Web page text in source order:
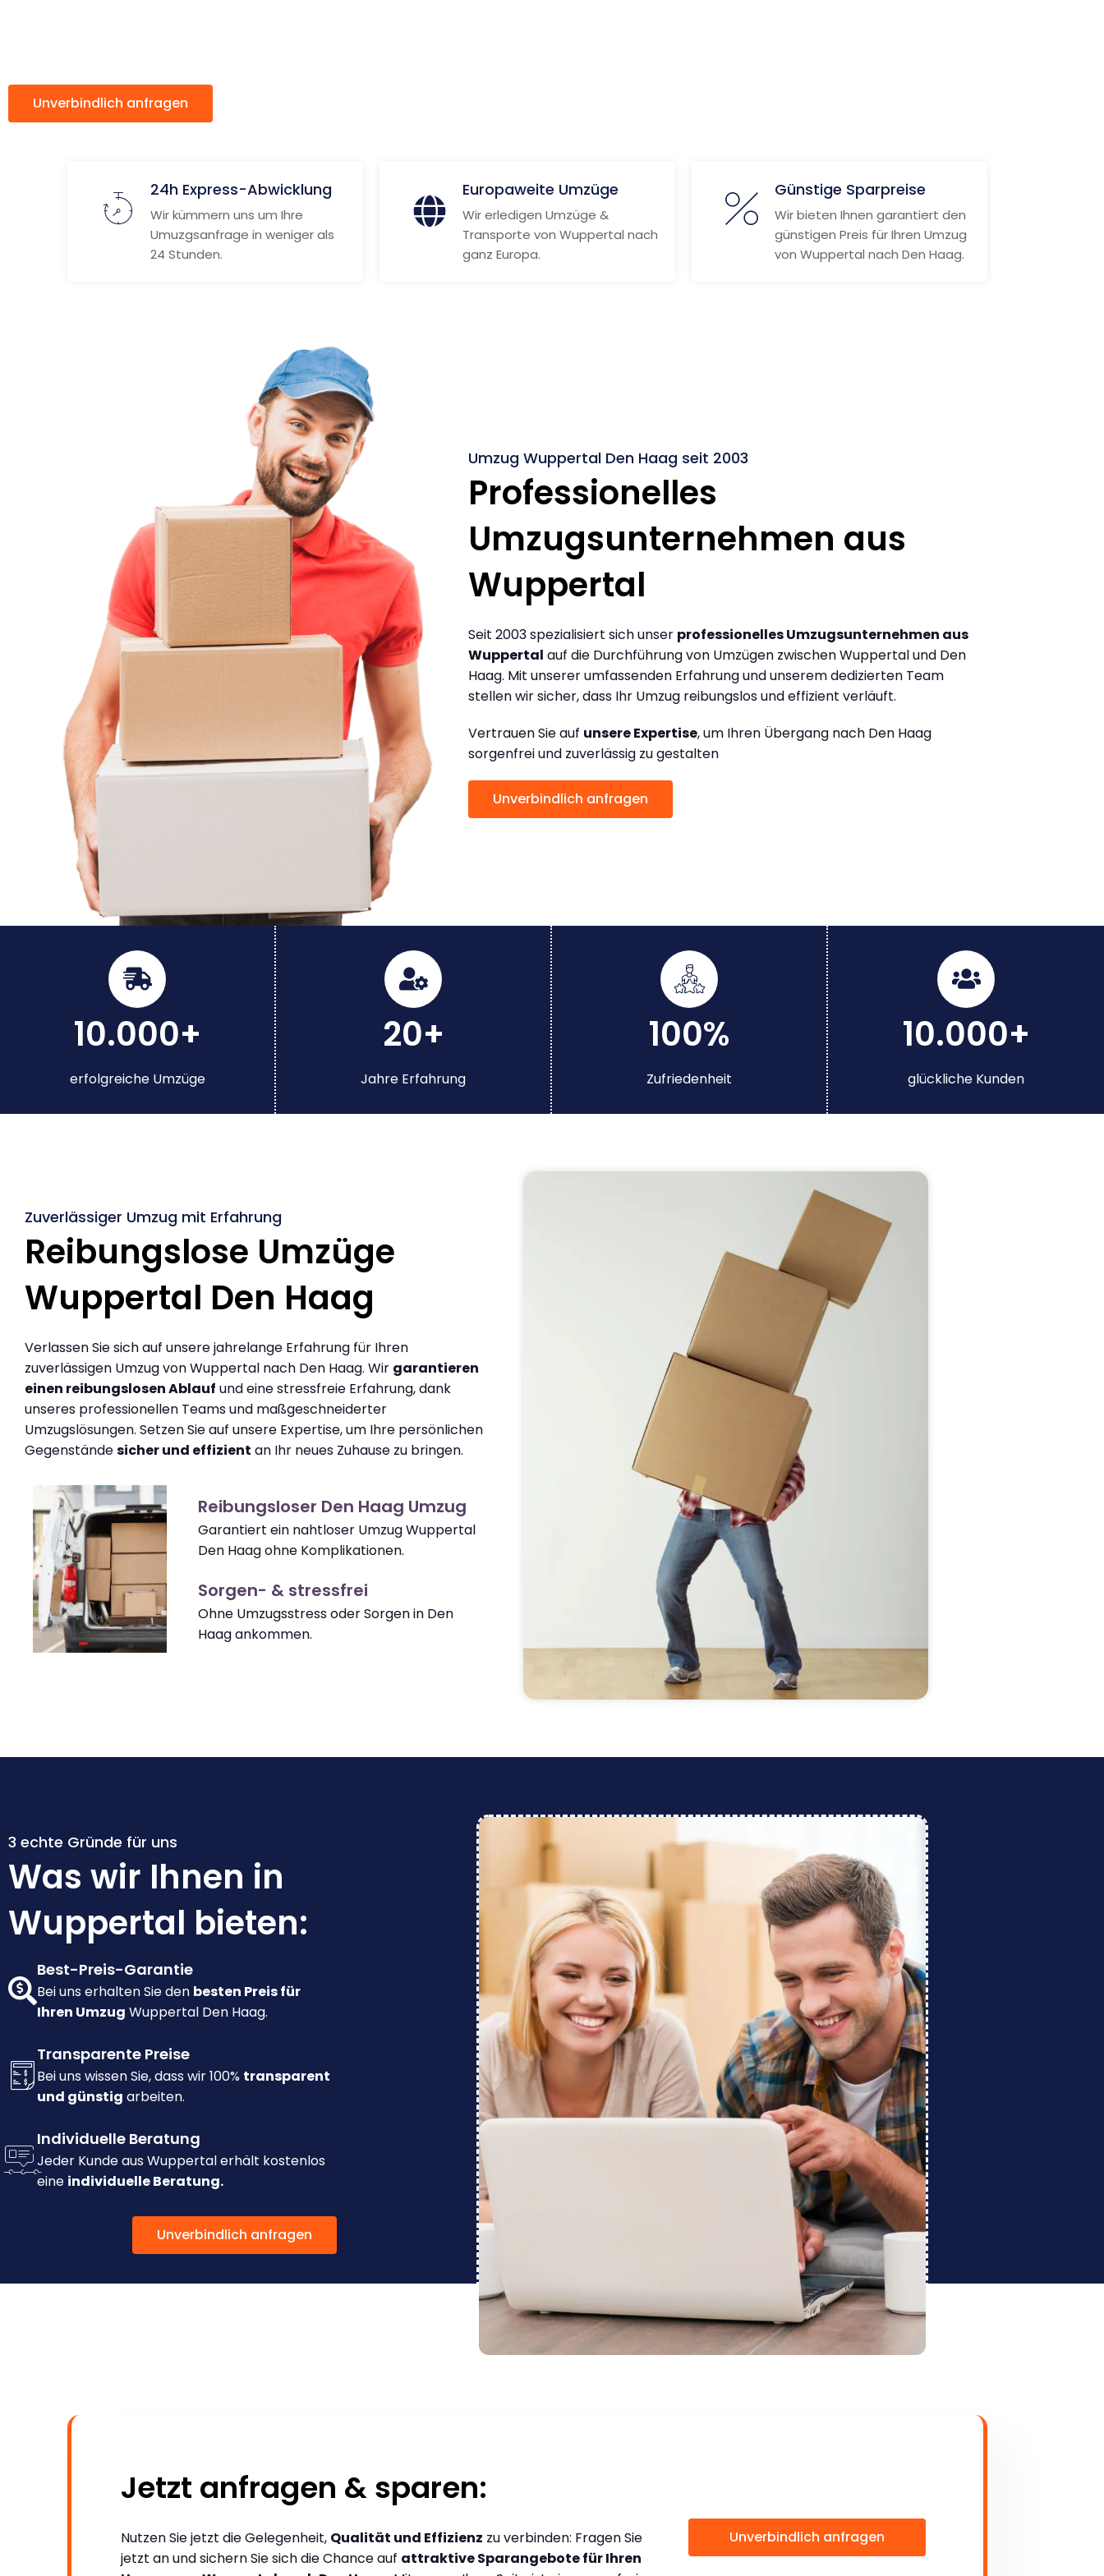
Unverbindlich anfragen
24h Express-Abwicklung
Wir kümmern uns um Ihre
Umuzgsanfrage in weniger als
24 Stunden.
Europaweite Umzüge
Wir erledigen Umzüge &
Transporte von Wuppertal nach
ganz Europa.
Günstige Sparpreise
Wir bieten Ihnen garantiert den
günstigen Preis für Ihren Umzug
von Wuppertal nach Den Haag.
Umzug Wuppertal Den Haag seit 2003
Professionelles
Umzugsunternehmen aus
Wuppertal
Seit 2003 spezialisiert sich unser professionelles Umzugsunternehmen aus
Wuppertal auf die Durchführung von Umzügen zwischen Wuppertal und Den
Haag. Mit unserer umfassenden Erfahrung und unserem dedizierten Team
stellen wir sicher, dass Ihr Umzug reibungslos und effizient verläuft.
Vertrauen Sie auf unsere Expertise, um Ihren Übergang nach Den Haag
sorgenfrei und zuverlässig zu gestalten
Unverbindlich anfragen
10.000+
erfolgreiche Umzüge
20+
Jahre Erfahrung
100%
Zufriedenheit
10.000+
glückliche Kunden
Zuverlässiger Umzug mit Erfahrung
Reibungslose Umzüge
Wuppertal Den Haag
Verlassen Sie sich auf unsere jahrelange Erfahrung für Ihren
zuverlässigen Umzug von Wuppertal nach Den Haag. Wir garantieren
einen reibungslosen Ablauf und eine stressfreie Erfahrung, dank
unseres professionellen Teams und maßgeschneiderter
Umzugslösungen. Setzen Sie auf unsere Expertise, um Ihre persönlichen
Gegenständesicher und effizient an Ihr neues Zuhause zu bringen.
Reibungsloser Den Haag Umzug
Garantiert ein nahtloser Umzug Wuppertal
Den Haag ohne Komplikationen.
Sorgen- & stressfrei
Ohne Umzugsstress oder Sorgen in Den
Haag ankommen.
3 echte Gründe für uns
Was wir Ihnen in
Wuppertal bieten:
Best-Preis-Garantie
Bei uns erhalten Sie den besten Preis für
Ihren Umzug Wuppertal Den Haag.
Transparente Preise
Bei uns wissen Sie, dass wir 100% transparent
und günstig arbeiten.
Individuelle Beratung
Jeder Kunde aus Wuppertal erhält kostenlos
eine individuelle Beratung.
Unverbindlich anfragen
Jetzt anfragen & sparen:
Nutzen Sie jetzt die Gelegenheit, Qualität und Effizienz zu verbinden: Fragen Sie
jetzt an und sichern Sie sich die Chance auf attraktive Sparangebote für Ihren
Unverbindlich anfragen